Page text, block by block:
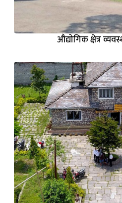
औद्योगिक क्षेत्र